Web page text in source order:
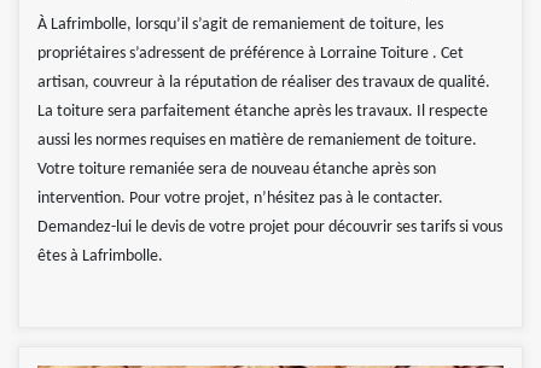
À Lafrimbolle, lorsqu’il s’agit de remaniement de toiture, les
propriétaires s’adressent de préférence à Lorraine Toiture . Cet
artisan, couvreur à la réputation de réaliser des travaux de qualité.
La toiture sera parfaitement étanche après les travaux. Il respecte
aussi les normes requises en matière de remaniement de toiture.
Votre toiture remaniée sera de nouveau étanche après son
intervention. Pour votre projet, n’hésitez pas à le contacter.
Demandez-lui le devis de votre projet pour découvrir ses tarifs si vous
êtes à Lafrimbolle.